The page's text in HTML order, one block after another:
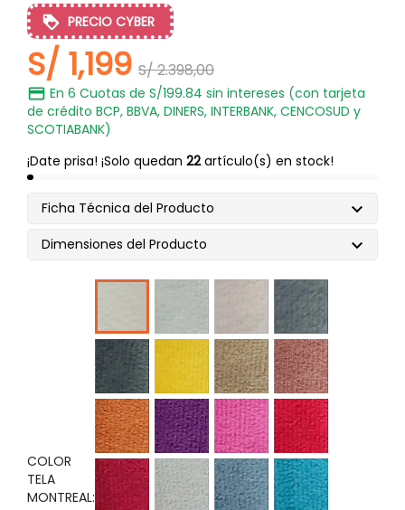
PRECIO CYBER
S/ 1,199 S/ 2.398,00
En 6 Cuotas de S/199.84 sin intereses (con tarjeta
de crédito BCP, BBVA, DINERS, INTERBANK, CENCOSUD y
SCOTIABANK)
¡Date prisa! ¡Solo quedan 22artículo(s) en stock!
Ficha Técnica del Producto 
Dimensiones del Producto 
COLOR
TELA
MONTREAL:
HLR-
HLR-
15
HLR-
18
HLR-
20
HLR-
31
HLR-
34
HLR-
35
HLR-
43
HLR-
45
HLR-
49
HLR-
50
HLR-
56
HLR-
58
HLR-
62